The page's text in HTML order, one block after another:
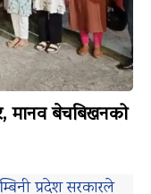
मानव बेचबिखनको